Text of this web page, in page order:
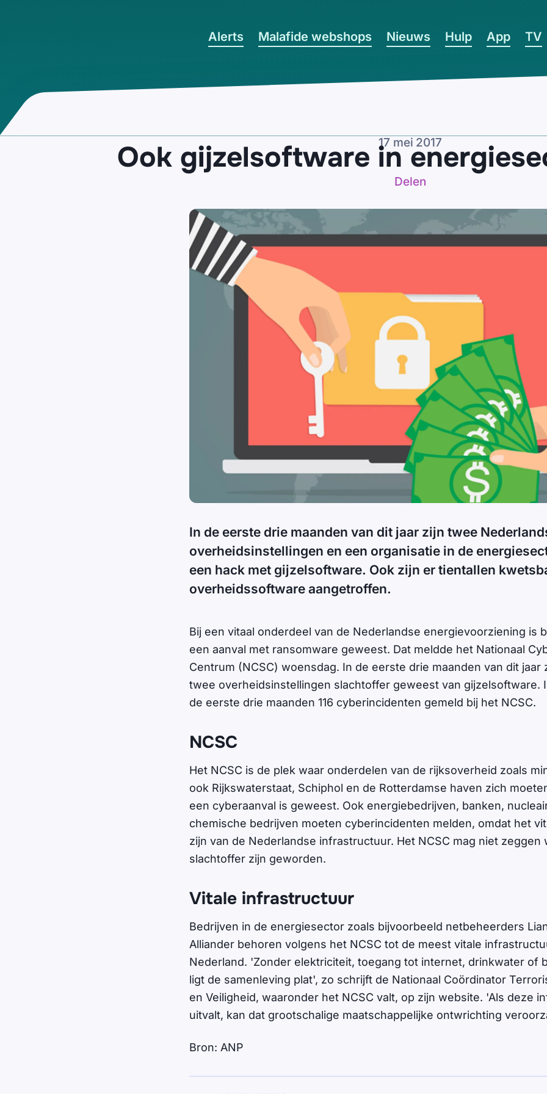
Alerts Malafide webshops Nieuws Hulp App TV
17 mei 2017
Ook gijzelsoftware in
Delen
In de eerste drie maanden van dit jaar zijn twee
overheidsinstellingen en een organisatie in de
een hack met gijzelsoftware. Ook zijn er tientallen
overheidssoftware aangetroffen.
Bij een vitaal onderdeel van de Nederlandse energievoorziening is
een aanval met ransomware geweest. Dat meldde het Nationaal
Centrum (NCSC) woensdag. In de eerste drie maanden van dit jaar
twee overheidsinstellingen slachtoffer geweest van gijzelsoftware.
de eerste drie maanden 116 cyberincidenten gemeld bij het NCSC.
NCSC
Het NCSC is de plek waar onderdelen van de rijksoverheid zoals
ook Rijkswaterstaat, Schiphol en de Rotterdamse haven zich
een cyberaanval is geweest. Ook energiebedrijven, banken,
chemische bedrijven moeten cyberincidenten melden, omdat het
zijn van de Nederlandse infrastructuur. Het NCSC mag niet zeggen
slachtoffer zijn geworden.
Vitale infrastructuur
Bedrijven in de energiesector zoals bijvoorbeeld netbeheerders
Alliander behoren volgens het NCSC tot de meest vitale
Nederland. 'Zonder elektriciteit, toegang tot internet, drinkwater of
ligt de samenleving plat', zo schrijft de Nationaal Coördinator
en Veiligheid, waaronder het NCSC valt, op zijn website. 'Als deze
uitvalt, kan dat grootschalige maatschappelijke ontwrichting
Bron: ANP